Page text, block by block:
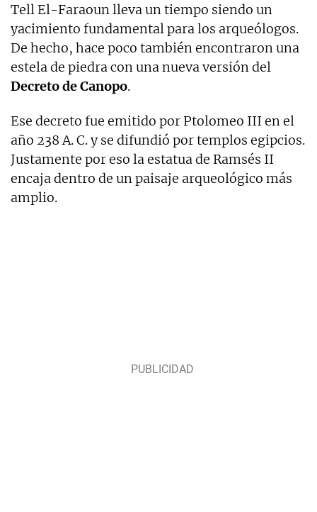
Tell El-Faraoun lleva un tiempo siendo un
yacimiento fundamental para los arqueólogos.
De hecho, hace poco también encontraron una
estela de piedra con una nueva versión del
Decreto de Canopo.
Ese decreto fue emitido por Ptolomeo III en el
año 238 A. C. y se difundió por templos egipcios.
Justamente por eso la estatua de Ramsés II
encaja dentro de un paisaje arqueológico más
amplio.